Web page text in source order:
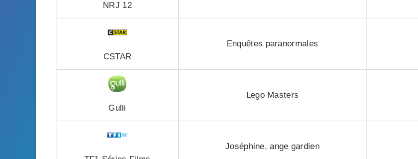
NRJ 12
CSTAR
Enquêtes paranormales
Gulli
Lego Masters
Joséphine, ange gardien